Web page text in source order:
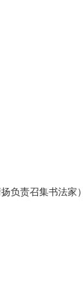
负责召集书法家